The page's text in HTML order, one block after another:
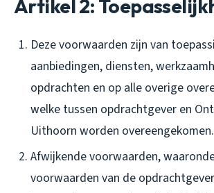
Artikel 2:
Deze voorwaarden zijn van
aanbiedingen, diensten,
opdrachten en op alle overige
welke tussen opdrachtgever en
Uithoorn worden overeengekomen.
Afwijkende voorwaarden,
voorwaarden van de